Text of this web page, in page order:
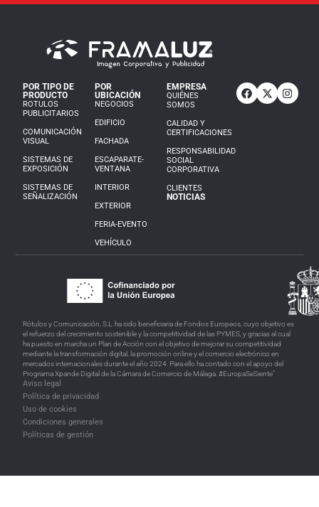
POR TIPO DE
PRODUCTO
ROTULOS
PUBLICITARIOS
COMUNICACIÓN
VISUAL
SISTEMAS DE
EXPOSICIÓN
SISTEMAS DE
SEÑALIZACIÓN
POR
UBICACIÓN
NEGOCIOS
EDIFICIO
FACHADA
ESCAPARATE-
VENTANA
INTERIOR
EXTERIOR
FERIA-EVENTO
VEHÍCULO
EMPRESA
QUIÉNES
SOMOS
CALIDAD Y
CERTIFICACIONES
RESPONSABILIDAD
SOCIAL
CORPORATIVA
CLIENTES
NOTICIAS
Rótulos y Comunicación, S.L. ha sido beneficiaria de Fondos Europeos, cuyo objetivo es
el refuerzo del crecimiento sostenible y la competitividad de las PYMES, y gracias al cual
ha puesto en marcha un Plan de Acción con el objetivo de mejorar su competitividad
mediante la transformación digital, la promoción online y el comercio electrónico en
mercados internacionales durante el año 2024. Para ello ha contado con el apoyo del
Programa Xpande Digital de la Cámara de Comercio de Málaga. #EuropaSeSiente”
Aviso legal
Política de privacidad
Uso de cookies
Condiciones generales
Políticas de gestión